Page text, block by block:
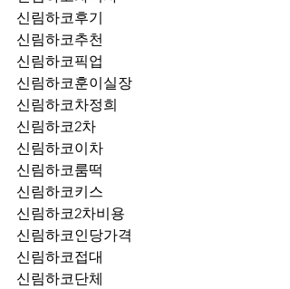
신림하코후기
신림하코추천
신림하코훈이실장
신림하코차정희
신림하코2차
신림하코이차
신림하코룸떡
신림하코키스
신림하코2차비용
신림하코인당가격
신림하코접대
신림하코단체